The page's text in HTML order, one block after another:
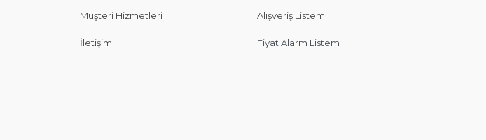
Müşteri Hizmetleri
İletişim
Alışveriş Listem
Fiyat Alarm Listem